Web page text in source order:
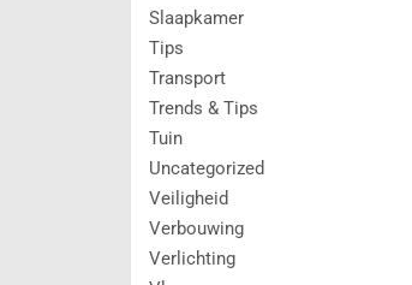
Slaapkamer
Tips
Transport
Trends & Tips
Tuin
Uncategorized
Veiligheid
Verbouwing
Verlichting